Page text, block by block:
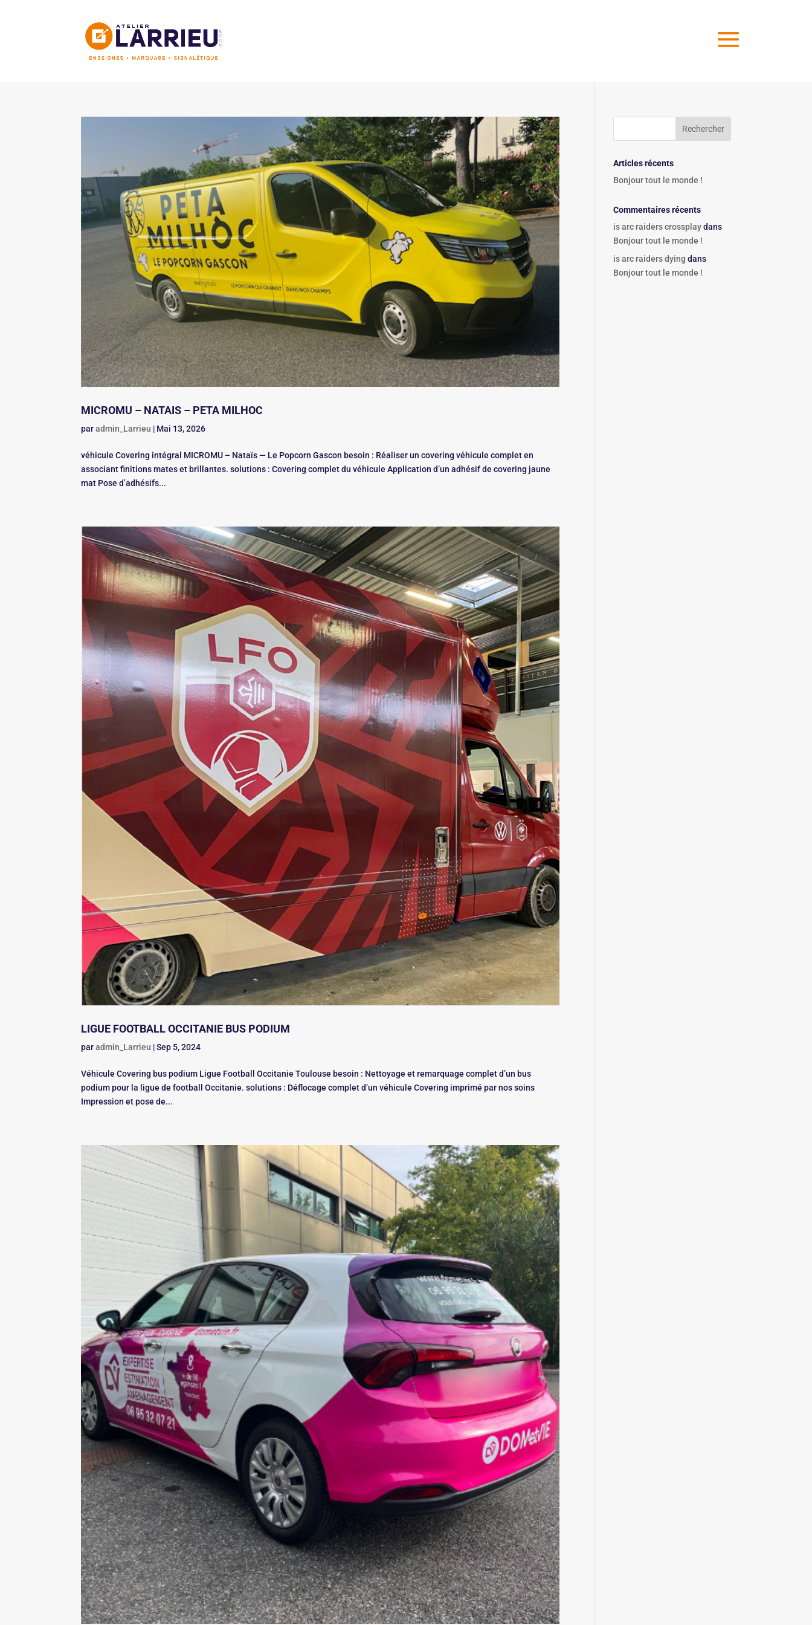
MICROMU – NATAIS – PETA MILHOC
paradmin_Larrieu | Mai 13, 2026
véhicule Covering intégral MICROMU – Nataïs — Le Popcorn Gascon besoin : Réaliser un covering véhicule complet en
associant finitions mates et brillantes. solutions : Covering complet du véhicule Application d’un adhésif de covering jaune
mat Pose d’adhésifs...
LIGUE FOOTBALL OCCITANIE BUS PODIUM
paradmin_Larrieu |Sep 5, 2024
Véhicule Covering bus podium Ligue Football Occitanie Toulouse besoin : Nettoyage et remarquage complet d’un bus
podium pour la ligue de football Occitanie. solutions : Déflocage complet d’un véhicule Covering imprimé par nos soins
Impression et pose de...
Articles récents
Bonjour tout le monde !
Commentaires récents
is arc raiders crossplaydans
Bonjour tout le monde !
is arc raiders dying dans
Bonjour tout le monde !